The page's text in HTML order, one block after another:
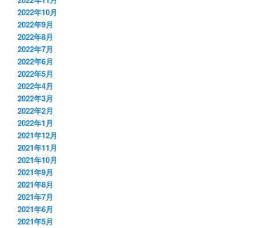
2022年10月
2022年9月
2022年8月
2022年7月
2022年6月
2022年5月
2022年4月
2022年3月
2022年2月
2022年1月
2021年12月
2021年11月
2021年10月
2021年9月
2021年8月
2021年7月
2021年6月
2021年5月